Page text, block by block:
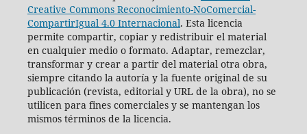
Creative Commons Reconocimiento-NoComercial-
CompartirIgual 4.0 Internacional. Esta licencia
permite compartir, copiar y redistribuir el material
en cualquier medio o formato. Adaptar, remezclar,
transformar y crear a partir del material otra obra,
siempre citando la autoría y la fuente original de su
publicación (revista, editorial y URL de la obra), no se
utilicen para fines comerciales y se mantengan los
mismos términos de la licencia.